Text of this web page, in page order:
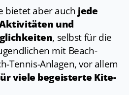
bietet aber auch jede
und
, selbst für die
mit Beach-
Tennis-Anlagen, vor allem
viele begeisterte Kite-